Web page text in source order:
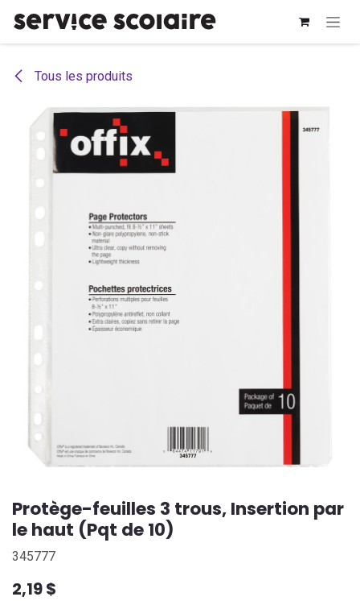
Tous les produits
Protège-feuilles 3 trous, Insertion par
le haut (Pqt de 10)
345777
2,19$